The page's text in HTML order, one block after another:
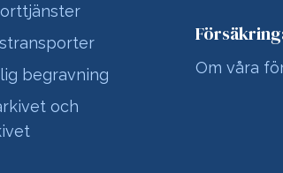
begravning
och
Om våra